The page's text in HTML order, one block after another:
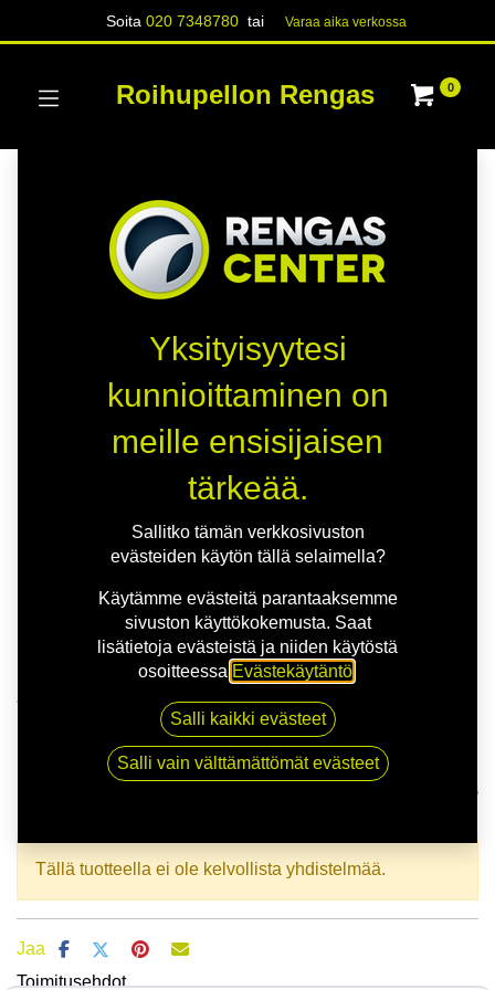
Soita020 7348780 tai Varaa aika verk​​​​ossa
Roihupellon Rengas 0
145/70R13 71T APLUS A609 XL
145/70R13 71T APLUS A609 XL
Tällä tuotteella ei ole kelvollista yhdistelmää.
Jaa
Toimitusehdot
Yksityisyytesi
kunnioittaminen on
meille ensisijaisen
tärkeää.
Sallitko tämän verkkosivuston
evästeiden käytön tällä selaimella?
Käytämme evästeitä parantaaksemme
sivuston käyttökokemusta. Saat
lisätietoja evästeistä ja niiden käytöstä
osoitteessa Evästekäytäntö
Salli kaikki evästeet
Salli vain välttämättömät evästeet